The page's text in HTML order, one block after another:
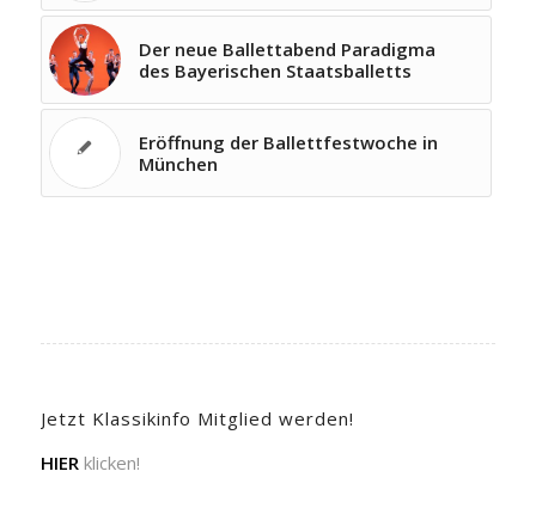
Der neue Ballettabend Paradigma
des Bayerischen Staatsballetts
Eröffnung der Ballettfestwoche in
München
Jetzt Klassikinfo Mitglied werden!
HIER klicken!